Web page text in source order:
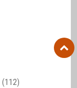
(112)